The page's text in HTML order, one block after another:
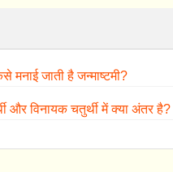
मनाई जाती है जन्माष्टमी?
और विनायक चतुर्थी में क्या अंतर है?